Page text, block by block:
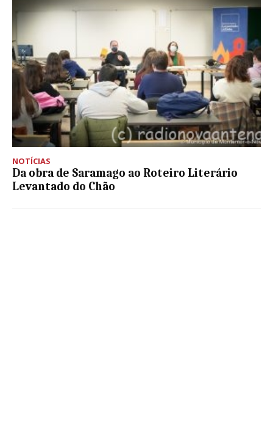
NOTÍCIAS
Da obra de Saramago ao Roteiro Literário
Levantado do Chão